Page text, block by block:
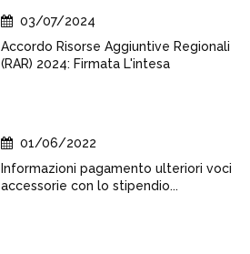
03/07/2024
Accordo Risorse Aggiuntive Regionali
(RAR) 2024: Firmata L'intesa
01/06/2022
Informazioni pagamento ulteriori voci
accessorie con lo stipendio...